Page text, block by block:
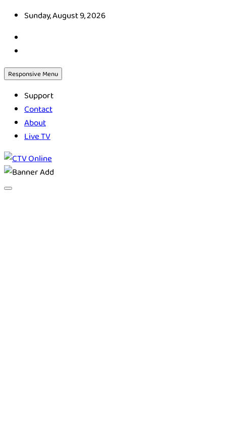
Skip
content
Sunday, August 9, 2026
Responsive Menu
Support
Contact
About
Live TV
CTV Online